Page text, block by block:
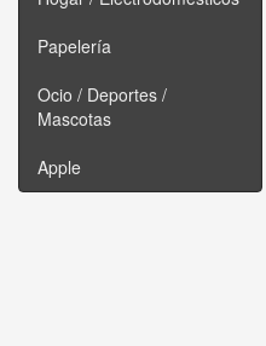
Papelería
Ocio / Deportes /
Mascotas
Apple